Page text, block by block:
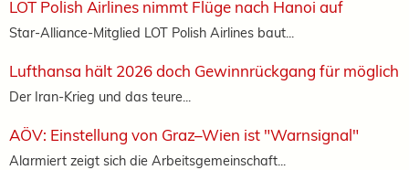
LOT Polish Airlines nimmt Flüge nach Hanoi auf
Star-Alliance-Mitglied LOT Polish Airlines baut...
Lufthansa hält 2026 doch Gewinnrückgang für möglich
Der Iran-Krieg und das teure...
AÖV: Einstellung von Graz–Wien ist "Warnsignal"
Alarmiert zeigt sich die Arbeitsgemeinschaft...